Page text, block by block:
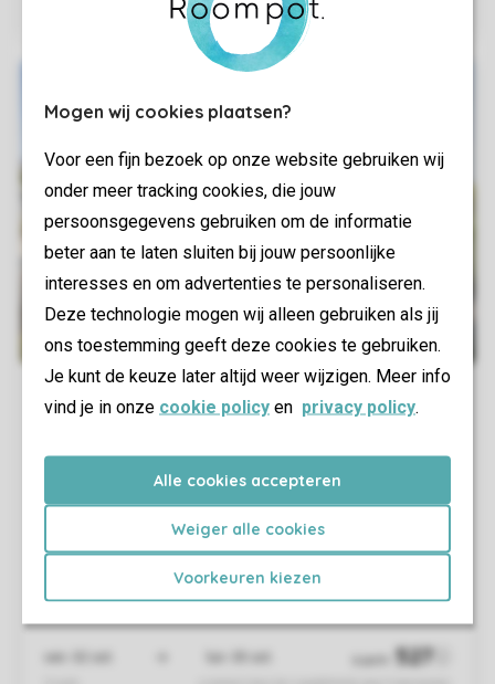
Mogen wij cookies plaatsen?
Voor een fijn bezoek op onze website gebruiken wij
onder meer tracking cookies, die jouw
persoonsgegevens gebruiken om de informatie
beter aan te laten sluiten bij jouw persoonlijke
interesses en om advertenties te personaliseren.
Deze technologie mogen wij alleen gebruiken als jij
ons toestemming geeft deze cookies te gebruiken.
Je kunt de keuze later altijd weer wijzigen. Meer info
vind je in onze cookie policy en privacy policy.
Alle cookies accepteren
Weiger alle cookies
Voorkeuren kiezen